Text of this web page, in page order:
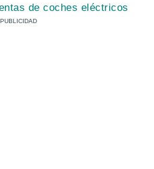
de coches eléctricos